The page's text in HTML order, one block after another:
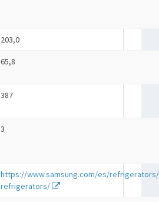
203,0
65,8
387
3
https://www.samsung.com/es/
refrigerators/